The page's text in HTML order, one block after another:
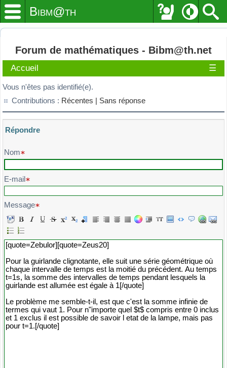
Bibm@th
Forum de mathématiques - Bibm@th.net
Accueil ☰
Vous n'êtes pas identifié(e).
Contributions : Récentes | Sans réponse
Répondre
Veuillez composer votre message et l'envoyer
Nom
E-mail
Message